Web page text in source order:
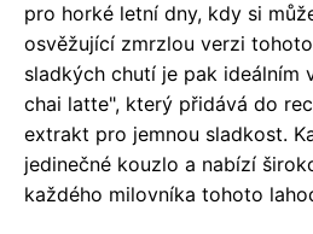
pro horké letní dny, kdy si
osvěžující zmrzlou verzi
sladkých chutí je pak ideálním
chai latte", který přidává do
extrakt pro jemnou sladkost.
jedinečné kouzlo a nabízí
každého milovníka tohoto